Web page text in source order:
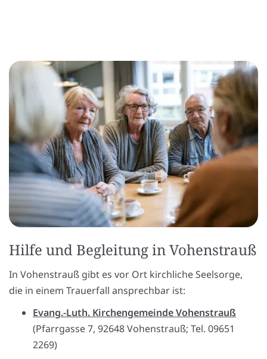
Hilfe und Begleitung in Vohenstrauß
In Vohenstrauß gibt es vor Ort kirchliche Seelsorge,
die in einem Trauerfall ansprechbar ist:
Evang.-Luth. Kirchengemeinde Vohenstrauß
(Pfarrgasse 7, 92648 Vohenstrauß; Tel. 09651
2269)